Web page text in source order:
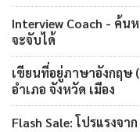
Interview Coach - ค้
จะจับได้
เขียนที่อยู่ภาษาอังกฤษ
อำเภอ จังหวัด เมือง
Flash Sale: โปรแรงจา